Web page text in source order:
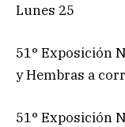
Lunes 25
51° Exposición
y Hembras a
51° Exposición